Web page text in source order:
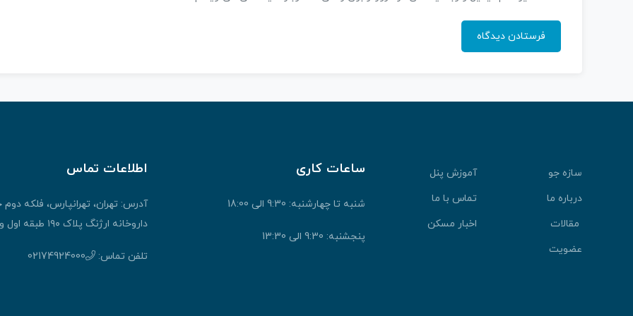
سازه جو
آموزش پنل
درباره ما
تماس با ما
مقالات
اخبار مسکن
عضویت
ساعات کاری
شنبه تا چهارشنبه: 9:30 الی 18:00
پنجشنبه: 9:30 الی 13:30
اطلاعات تماس
آدرس: تهران، تهرانپارس، فلکه
داروخانه ارژنگ پلاک ۱۹۰ طبقه اول واحد ۱
تلفن تماس: 02174924000